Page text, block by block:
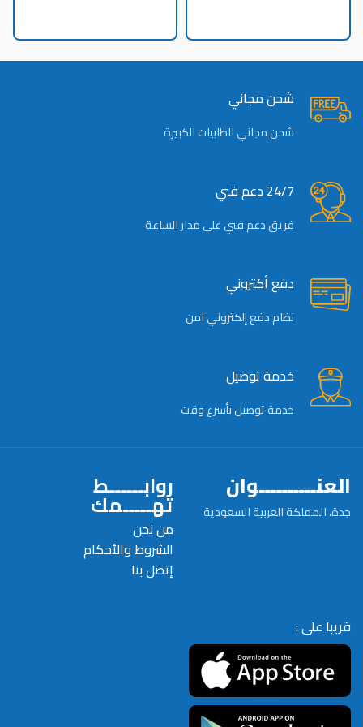
شحن مجاني
شحن مجاني للطلبيات الكبيرة
24/7 دعم فني
فريق دعم فني على مدار الساعة
دفع أكتروني
نظام دفع إلكتروني آمن
خدمة توصيل
خدمة توصيل بأسرع وقت
العنــــــــــوان
جدة، المملكة العربية السعودية
روابــــــط
تهـــــمك
من نحن
الشروط والأحكام
إتصل بنا
قريبا على :